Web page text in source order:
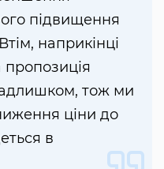
підвищення
наприкінці
пропозиція
тож ми
ціни до
в